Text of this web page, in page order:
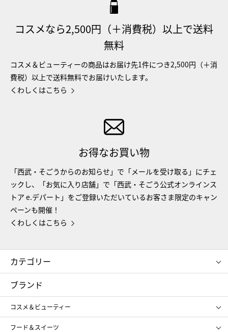
コスメなら2,500円（＋消費税）以上で送料
無料
コスメ＆ビューティーの商品はお届け先1件につき2,500円（＋消
費税）以上で送料無料でお届けいたします。
くわしくはこちら
お得なお買い物
「西武・そごうからのお知らせ」で「メールを受け取る」にチェ
ックし、「お気に入り店舗」で「西武・そごう公式オンラインス
トア e.デパート」をご登録いただいているお客さま限定のキャン
ペーンも開催！
くわしくはこちら
カテゴリー
コスメ＆ビューティー
ギフト
レディース
メンズ
スポーツ・アウトドア
ブランド
コスメ＆ビューティー
SHISEIDO
フード＆スイーツ